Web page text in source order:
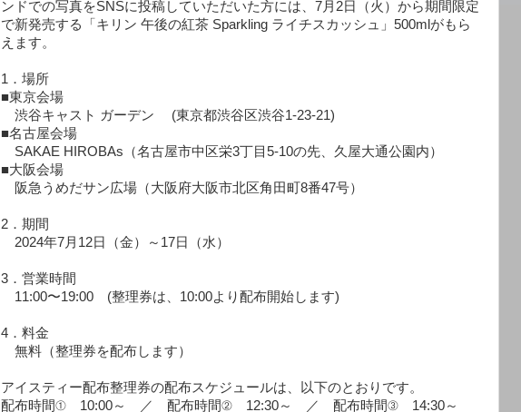
ンドでの写真をSNSに投稿していただいた方には、7月2日（火）から期間限定
で新発売する「キリン 午後の紅茶 Sparkling ライチスカッシュ」500mlがもら
えます。
1．場所
■東京会場
渋谷キャスト ガーデン (東京都渋谷区渋谷1-23-21)
■名古屋会場
SAKAE HIROBAs（名古屋市中区栄3丁目5-10の先、久屋大通公園内）
■大阪会場
阪急うめだサン広場（大阪府大阪市北区角田町8番47号）
2．期間
2024年7月12日（金）～17日（水）
3．営業時間
11:00〜19:00 (整理券は、10:00より配布開始します)
4．料金
無料（整理券を配布します）
アイスティー配布整理券の配布スケジュールは、以下のとおりです。
配布時間① 10:00～ ／ 配布時間② 12:30～ ／ 配布時間③ 14:30～